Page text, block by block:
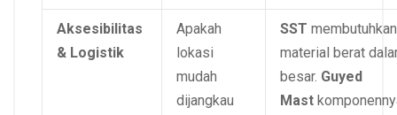
Aksesibilitas
& Logistik
Apakah
lokasi
mudah
dijangkau
SST
material berat
besar. Guyed
Mast